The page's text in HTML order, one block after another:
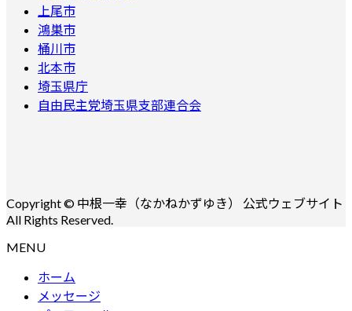
上尾市
鴻巣市
桶川市
北本市
埼玉県庁
自由民主党埼玉県支部連合会
Copyright © 中根一幸（なかねかずゆき） 公式ウェブサイト
All Rights Reserved.
MENU
ホーム
メッセージ